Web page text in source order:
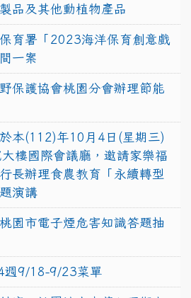
品及其他動植物產品
育署「2023海洋保育創意戲
一案
保護協會桃園分會辦理節能
本(112)年10月4日(星期三)
樓國際會議廳，邀請家樂福
長辦理食農教育「永續轉型
演講
園市電子煙危害知識答題抽
週9/18-9/23菜單